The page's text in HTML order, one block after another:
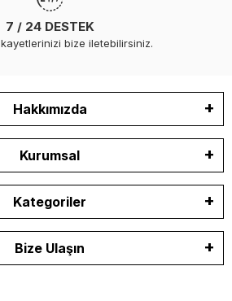
7 / 24 DESTEK
bize iletebilirsiniz.
Hakkımızda
Kurumsal
Kategoriler
Bize Ulaşın